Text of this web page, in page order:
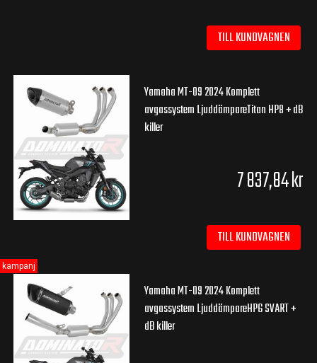
TILL KUNDVAGNEN
Yamaha MT-09 2024 Komplett
avgassystem LjuddämpareTitan HP8 + dB
killer
7 837,84 kr
TILL KUNDVAGNEN
Yamaha MT-09 2024 Komplett
avgassystem LjuddämpareHP6 SVART +
dB killer
kampanj